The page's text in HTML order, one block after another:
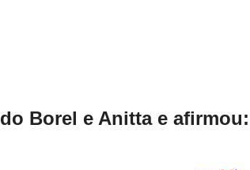
Borel e Anitta e afirmou: